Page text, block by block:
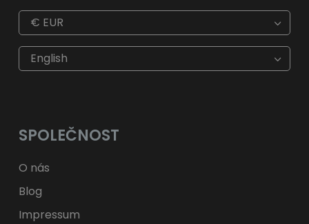
€ EUR
€ EUR
$ USD
ft HUF
zł PLN
fr. CHF
English
SPOLEČNOST
O nás
Blog
Impressum